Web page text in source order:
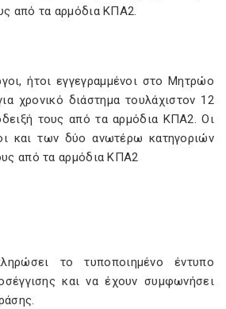
από τα αρμόδια ΚΠΑ2.
ήτοι εγγεγραμμένοι στο Μητρώο
χρονικό διάστημα τουλάχιστον 12
τους από τα αρμόδια ΚΠΑ2. Οι
και των δύο ανωτέρω κατηγοριών
από τα αρμόδια ΚΠΑ2
το τυποποιημένο έντυπο
και να έχουν συμφωνήσει